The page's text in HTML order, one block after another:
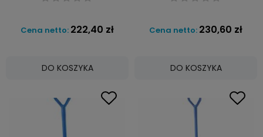
Cena netto: 222,40 zł
DO KOSZYKA
Cena netto: 230,60 zł
DO KOSZYKA